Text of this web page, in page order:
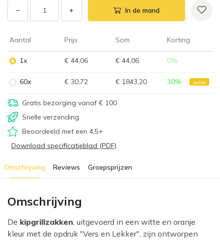
− + In de mand
Aantal Prijs Som Korting
1x € 44,06 € 44,06 0%
60x € 30,72 € 1843,20 30% pallet
Gratis bezorging vanaf € 100
Snelle verzending
Beoordeeld met een 4,5+
Download specificatieblad (PDF)
Omschrijving Reviews Groepsprijzen
Omschrijving
De kipgrillzakken, uitgevoerd in een witte en oranje
kleur met de opdruk "Vers en Lekker", zijn ontworpen